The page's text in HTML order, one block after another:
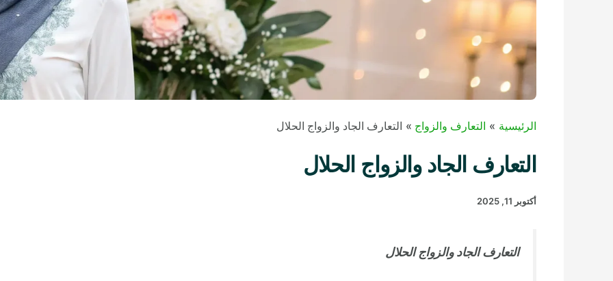
الرئيسية التعارف والزواج التعارف الجاد والزواج الحلال
التعارف الجاد والزواج الحلال
أكتوبر 11, 2025
التعارف الجاد والزواج الحلال